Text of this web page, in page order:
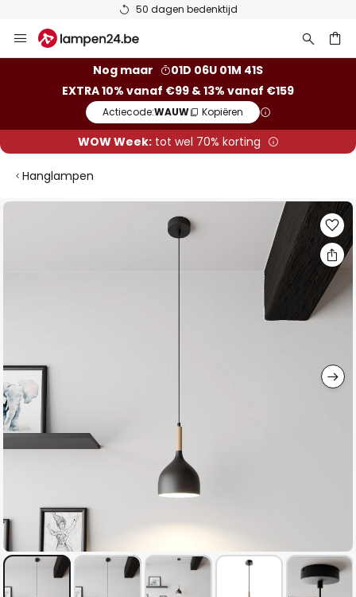
50 dagen bedenktijd
naar
Nog maar
01D 06U 01M 40S
EXTRA 10% vanaf €99 & 13% vanaf €159
Actiecode:WAUW Kopiëren
WOW Week:tot wel 70% korting
Hanglampen
Ga